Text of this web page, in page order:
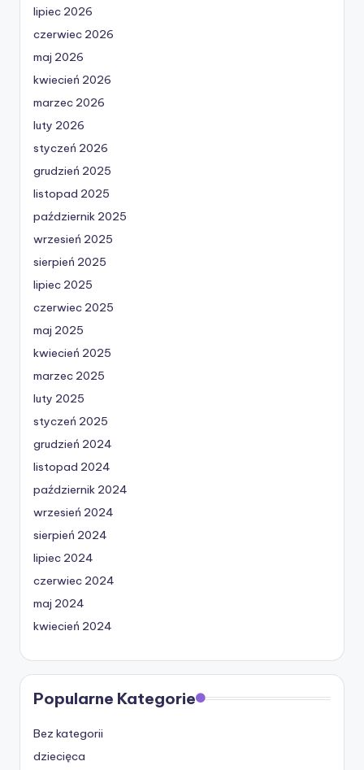
lipiec 2026
czerwiec 2026
maj 2026
kwiecień 2026
marzec 2026
luty 2026
styczeń 2026
grudzień 2025
listopad 2025
październik 2025
wrzesień 2025
sierpień 2025
lipiec 2025
czerwiec 2025
maj 2025
kwiecień 2025
marzec 2025
luty 2025
styczeń 2025
grudzień 2024
listopad 2024
październik 2024
wrzesień 2024
sierpień 2024
lipiec 2024
czerwiec 2024
maj 2024
kwiecień 2024
Popularne Kategorie
Bez kategorii
dziecięca